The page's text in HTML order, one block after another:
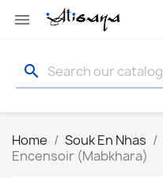

search
Home Souk En Nhas
Encensoir (Mabkhara)